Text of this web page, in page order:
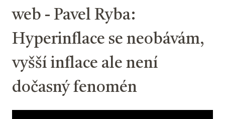
web - Pavel Ryba:
Hyperinflace se neobávám,
vyšší inflace ale není
dočasný fenomén